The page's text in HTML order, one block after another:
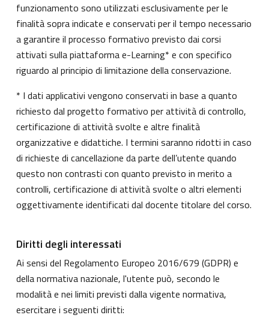
funzionamento sono utilizzati esclusivamente per le
finalità sopra indicate e conservati per il tempo necessario
a garantire il processo formativo previsto dai corsi
attivati sulla piattaforma e-Learning* e con specifico
riguardo al principio di limitazione della conservazione.
* I dati applicativi vengono conservati in base a quanto
richiesto dal progetto formativo per attività di controllo,
certificazione di attività svolte e altre finalità
organizzative e didattiche. I termini saranno ridotti in caso
di richieste di cancellazione da parte dell’utente quando
questo non contrasti con quanto previsto in merito a
controlli, certificazione di attività svolte o altri elementi
oggettivamente identificati dal docente titolare del corso.
Diritti degli interessati
Ai sensi del Regolamento Europeo 2016/679 (GDPR) e
della normativa nazionale, l'utente può, secondo le
modalità e nei limiti previsti dalla vigente normativa,
esercitare i seguenti diritti: